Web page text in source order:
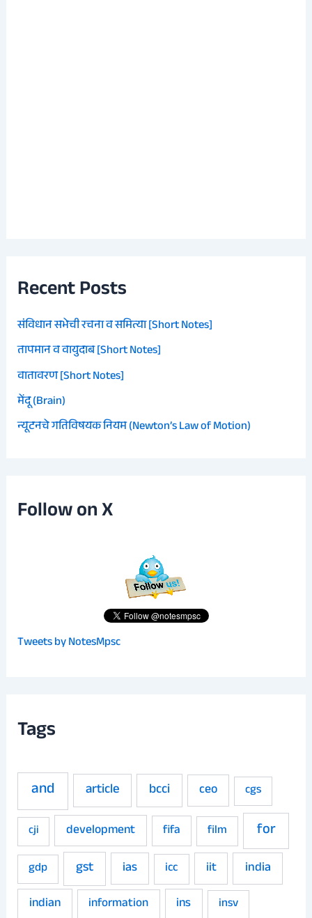
Recent Posts
संविधान सभेची रचना व समित्या [Short Notes]
तापमान व वायुदाब [Short Notes]
वातावरण [Short Notes]
मेंदू (Brain)
न्यूटनचे गतिविषयक नियम (Newton’s Law of Motion)
Follow on X
Tweets by NotesMpsc
Tags
and article bcci ceo cgs
cji development fifa film for
gdp gst ias icc iit
india
indian
information ins
insv